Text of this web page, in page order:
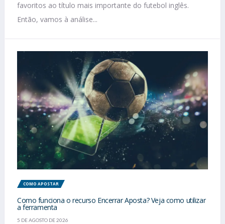
favoritos ao título mais importante do futebol inglês.
Então, vamos à análise...
COMO APOSTAR
Como funciona o recurso Encerrar Aposta? Veja como utilizar
a ferramenta
5 DE AGOSTO DE 2026